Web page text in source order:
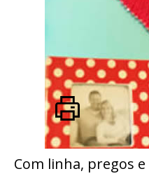
Com linha, pregos